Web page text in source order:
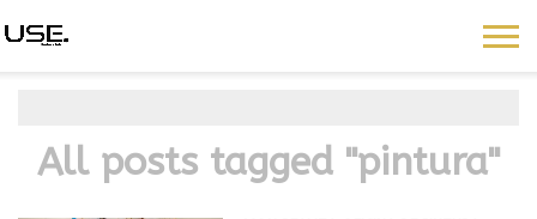
All posts tagged "pintura"